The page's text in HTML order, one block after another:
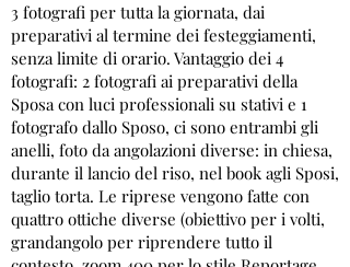
3 fotografi per tutta la giornata, dai
preparativi al termine dei festeggiamenti,
senza limite di orario. Vantaggio dei 4
fotografi: 2 fotografi ai preparativi della
Sposa con luci professionali su stativi e 1
fotografo dallo Sposo, ci sono entrambi gli
anelli, foto da angolazioni diverse: in chiesa,
durante il lancio del riso, nel book agli Sposi,
taglio torta. Le riprese vengono fatte con
quattro ottiche diverse (obiettivo per i volti,
grandangolo per riprendere tutto il